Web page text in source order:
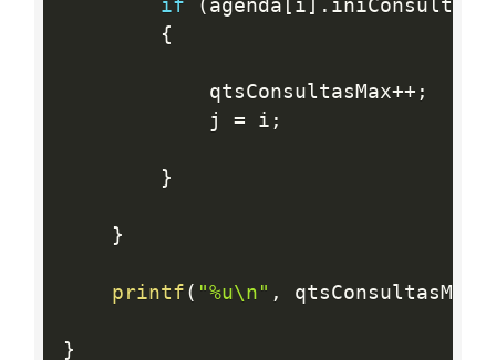
if ( agenda [ i ] . iniConsulta
{
			qtsConsultasMax
++ ;
			j
= i ;
}
}
printf ( "%u\n" , qtsConsultasMax
}